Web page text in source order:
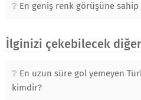
En geniş renk görüşüne
İlginizi çekebilecek
En uzun süre gol yemeyen
kimdir?